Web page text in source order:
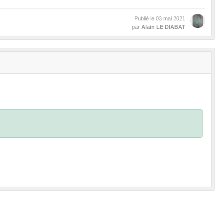
Publié le 03 mai 2021
par Alain LE DIABAT